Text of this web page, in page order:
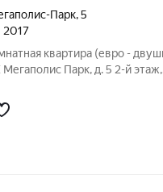
Парк,5
2017
Парк, д. 5 2-й этаж,
кухня-гостиная 20 кв. м